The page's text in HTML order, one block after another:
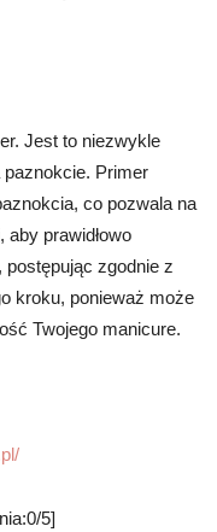
Jest to niezwykle
Primer
co pozwala na
aby prawidłowo
postępując zgodnie z
kroku, ponieważ może
Twojego manicure.
5]